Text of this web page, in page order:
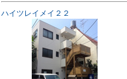
ハイツレイメイ２２